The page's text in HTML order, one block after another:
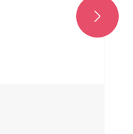
